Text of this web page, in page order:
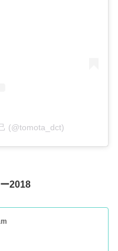
(@tomota_dct)
2018